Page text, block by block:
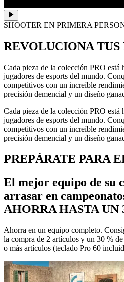
SHOOTER EN PRIMERA
REVOLUCIONA TUS
Cada pieza de la colección PRO está
jugadores de esports del mundo.
competitivos con un increíble
precisión demencial y un diseño
Cada pieza de la colección PRO está
jugadores de esports del mundo.
competitivos con un increíble
precisión demencial y un diseño
PREPÁRATE PARA
El mejor equipo de su
arrasar en
AHORRA HASTA UN
Ahorra en un equipo completo.
la compra de 2 artículos y un 30 %
o más artículos (teclado Pro 60